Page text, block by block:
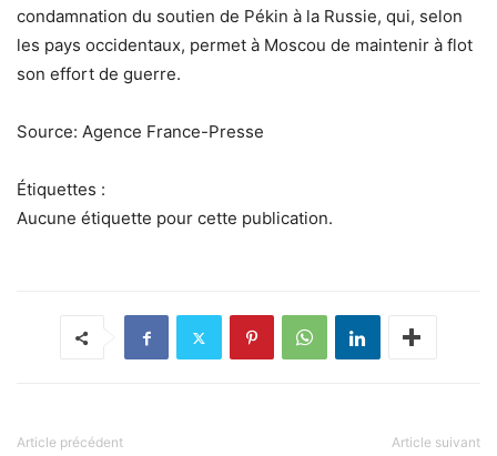
condamnation du soutien de Pékin à la Russie, qui, selon
les pays occidentaux, permet à Moscou de maintenir à flot
son effort de guerre.
Source: Agence France-Presse
Étiquettes :
Aucune étiquette pour cette publication.
Article précédent Article suivant